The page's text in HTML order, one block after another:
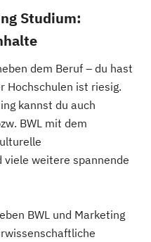
Studium:
dem Beruf – du hast
Hochschulen ist riesig.
kannst du auch
BWL mit dem
weitere spannende
BWL und Marketing